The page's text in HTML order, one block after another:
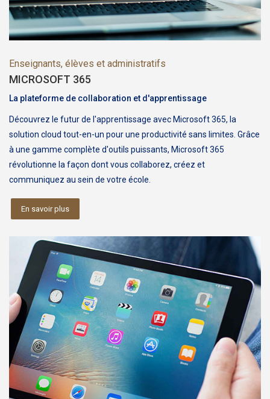
Enseignants, élèves et administratifs
MICROSOFT 365
La plateforme de collaboration et d'apprentissage
Découvrez le futur de l'apprentissage avec Microsoft 365, la
solution cloud tout-en-un pour une productivité sans limites. Grâce
à une gamme complète d'outils puissants, Microsoft 365
révolutionne la façon dont vous collaborez, créez et
communiquez au sein de votre école.
En savoir plus